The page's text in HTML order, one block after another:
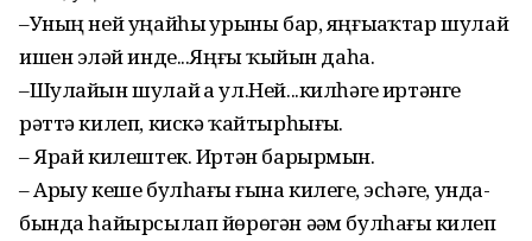
–Уның ней уңайһыҙ урыны бар, яңғыҙаҡтар шулай
ишен эҙләй инде...Яңғыҙ ҡыйын даһа.
–Шулайын шулай ҙа ул.Ней...килһәгеҙ иртәнге
рәттә килеп, кискә ҡайтырһығыҙ.
– Ярай килештек. Иртән барырмын.
– Арыу кеше булһағыҙ ғына килегеҙ, эсһәгеҙ, унда-
бында һайырсылап йөрөгән әҙәм булһағыҙ килеп